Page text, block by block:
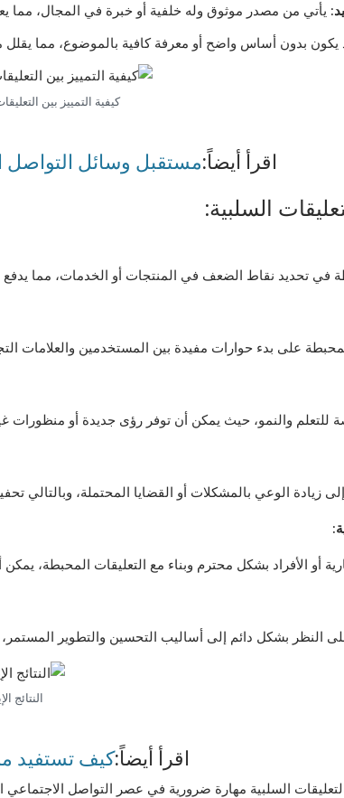
: يأتي من مصدر موثوق وله خلفية أو خبرة في المجال، مما
يكون بدون أساس واضح أو معرفة كافية بالموضوع، مما يقلل
كيفية التمييز بين
اقرأ أيضاً:مستقبل وسائل التواصل
السلبية:
في تحديد نقاط الضعف في المنتجات أو الخدمات، مما يدفع
على بدء حوارات مفيدة بين المستخدمين والعلامات
للتعلم والنمو، حيث يمكن أن توفر رؤى جديدة أو
زيادة الوعي بالمشكلات أو القضايا المحتملة،
:
أو الأفراد بشكل محترم وبناء مع التعليقات المحبطة،
النظر بشكل دائم إلى أساليب التحسين والتطوير
النتائج
اقرأ أيضاً:كيف تستفيد
السلبية مهارة ضرورية في عصر التواصل